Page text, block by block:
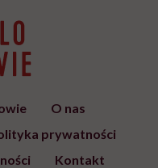
O nas
prywatności
Kontakt